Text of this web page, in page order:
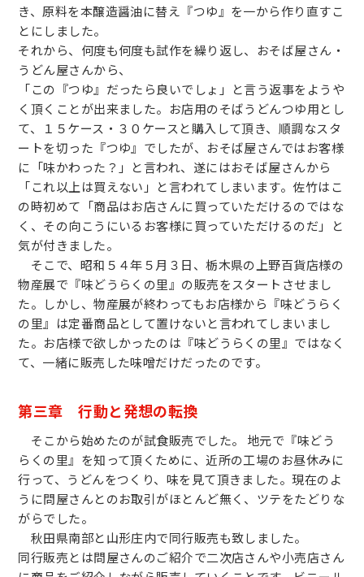
き、原料を本醸造醤油に替え『つゆ』を一から作り直すこ
とにしました。
それから、何度も何度も試作を繰り返し、おそば屋さん・
うどん屋さんから、
「この『つゆ』だったら良いでしょ」と言う返事をようや
く頂くことが出来ました。お店用のそばうどんつゆ用とし
て、１５ケース・３０ケースと購入して頂き、順調なスタ
ートを切った『つゆ』でしたが、おそば屋さんではお客様
に「味かわった？」と言われ、遂にはおそば屋さんから
「これ以上は買えない」と言われてしまいます。佐竹はこ
の時初めて「商品はお店さんに買っていただけるのではな
く、その向こうにいるお客様に買っていただけるのだ」と
気が付きました。
そこで、昭和５４年５月３日、栃木県の上野百貨店様の
物産展で『味どうらくの里』の販売をスタートさせまし
た。しかし、物産展が終わってもお店様から『味どうらく
の里』は定番商品として置けないと言われてしまいまし
た。お店様で欲しかったのは『味どうらくの里』ではなく
て、一緒に販売した味噌だけだったのです。
第三章 行動と発想の転換
そこから始めたのが試食販売でした。 地元で『味どう
らくの里』を知って頂くために、近所の工場のお昼休みに
行って、うどんをつくり、味を見て頂きました。現在のよ
うに問屋さんとのお取引がほとんど無く、ツテをたどりな
がらでした。
秋田県南部と山形庄内で同行販売も致しました。
同行販売とは問屋さんのご紹介で二次店さんや小売店さん